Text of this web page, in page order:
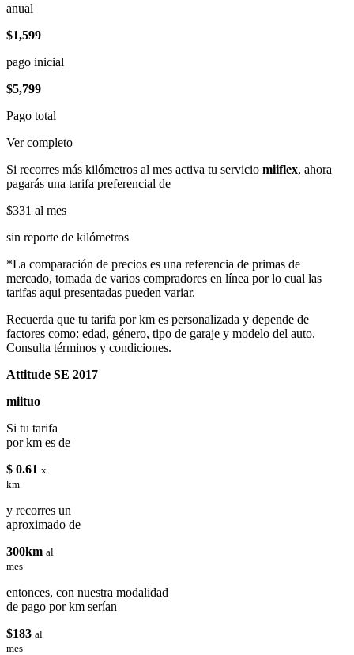
anual
$1,599
pago inicial
$5,799
Pago total
Ver completo
Si recorres más kilómetros al mes activa tu servicio miiflex, ahora
pagarás una tarifa preferencial de
$331 al mes
sin reporte de kilómetros
*La comparación de precios es una referencia de primas de
mercado, tomada de varios compradores en línea por lo cual las
tarifas aqui presentadas pueden variar.
Recuerda que tu tarifa por km es personalizada y depende de
factores como: edad, género, tipo de garaje y modelo del auto.
Consulta términos y condiciones.
Attitude SE 2017
miituo
Si tu tarifa
por km es de
$ 0.61 x
km
y recorres un
aproximado de
300km al
mes
entonces, con nuestra modalidad
de pago por km serían
$183 al
mes